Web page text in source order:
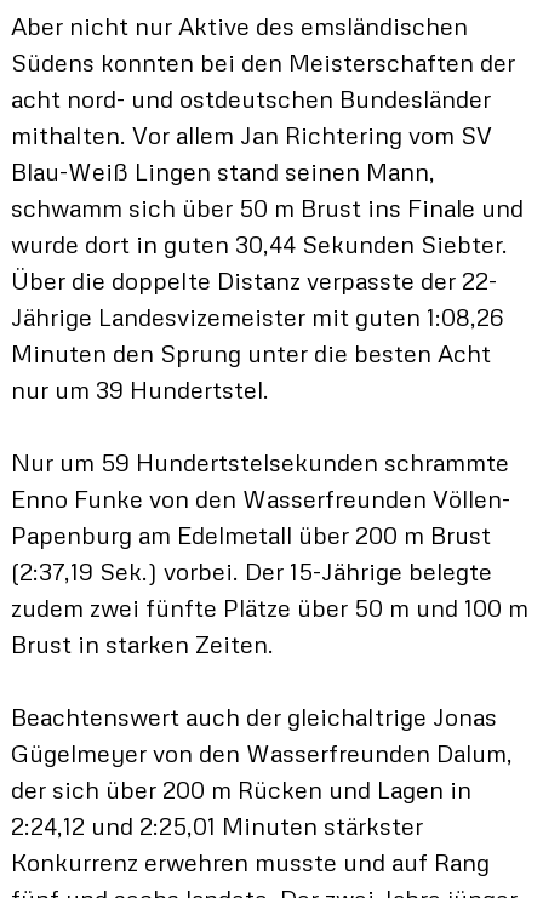
Aber nicht nur Aktive des emsländischen
Südens konnten bei den Meisterschaften der
acht nord- und ostdeutschen Bundesländer
mithalten. Vor allem Jan Richtering vom SV
Blau-Weiß Lingen stand seinen Mann,
schwamm sich über 50 m Brust ins Finale und
wurde dort in guten 30,44 Sekunden Siebter.
Über die doppelte Distanz verpasste der 22-
Jährige Landesvizemeister mit guten 1:08,26
Minuten den Sprung unter die besten Acht
nur um 39 Hundertstel.
Nur um 59 Hundertstelsekunden schrammte
Enno Funke von den Wasserfreunden Völlen-
Papenburg am Edelmetall über 200 m Brust
(2:37,19 Sek.) vorbei. Der 15-Jährige belegte
zudem zwei fünfte Plätze über 50 m und 100 m
Brust in starken Zeiten.
Beachtenswert auch der gleichaltrige Jonas
Gügelmeyer von den Wasserfreunden Dalum,
der sich über 200 m Rücken und Lagen in
2:24,12 und 2:25,01 Minuten stärkster
Konkurrenz erwehren musste und auf Rang